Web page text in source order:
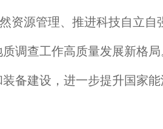
资源管理、推进科技自立自
调查工作高质量发展新格
备建设，进一步提升国家